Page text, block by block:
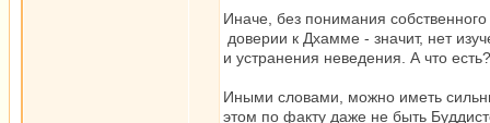
Иначе, без понимания
доверии к Дхамме - значит, нет
и устранения неведения. А что
Иными словами, можно иметь
этом по факту даже не быть